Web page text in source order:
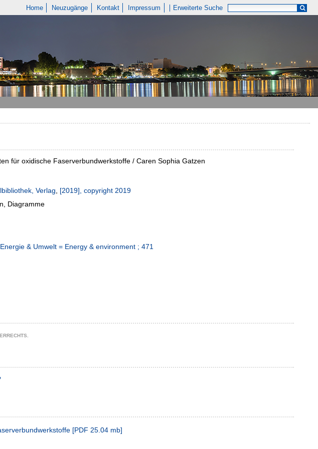
Home Neuzugänge Kontakt Impressum Erweiterte Suche
für oxidische Faserverbundwerkstoffe / Caren Sophia Gatzen
Verlag, [2019], copyright 2019
Diagramme
& Umwelt = Energy & environment ; 471
[PDF 25.04 mb]